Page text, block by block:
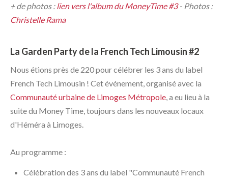
+ de photos :lien vers l'album du MoneyTime #3- Photos :
Christelle Rama
La Garden Party de la French Tech Limousin #2
Nous étions près de 220 pour célébrer les 3 ans du label
French Tech Limousin ! Cet événement, organisé avec la
Communauté urbaine de Limoges Métropole, a eu lieu à la
suite du Money Time, toujours dans les nouveaux locaux
d'Héméra à Limoges.
Au programme :
Célébration des 3 ans du label "Communauté French